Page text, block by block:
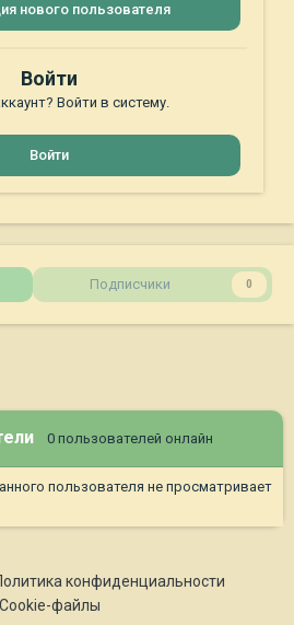
нового пользователя
Войти
Войти в систему.
Войти
Подписчики 0
0 пользователей онлайн
пользователя не просматривает
конфиденциальности
Cookie-файлы